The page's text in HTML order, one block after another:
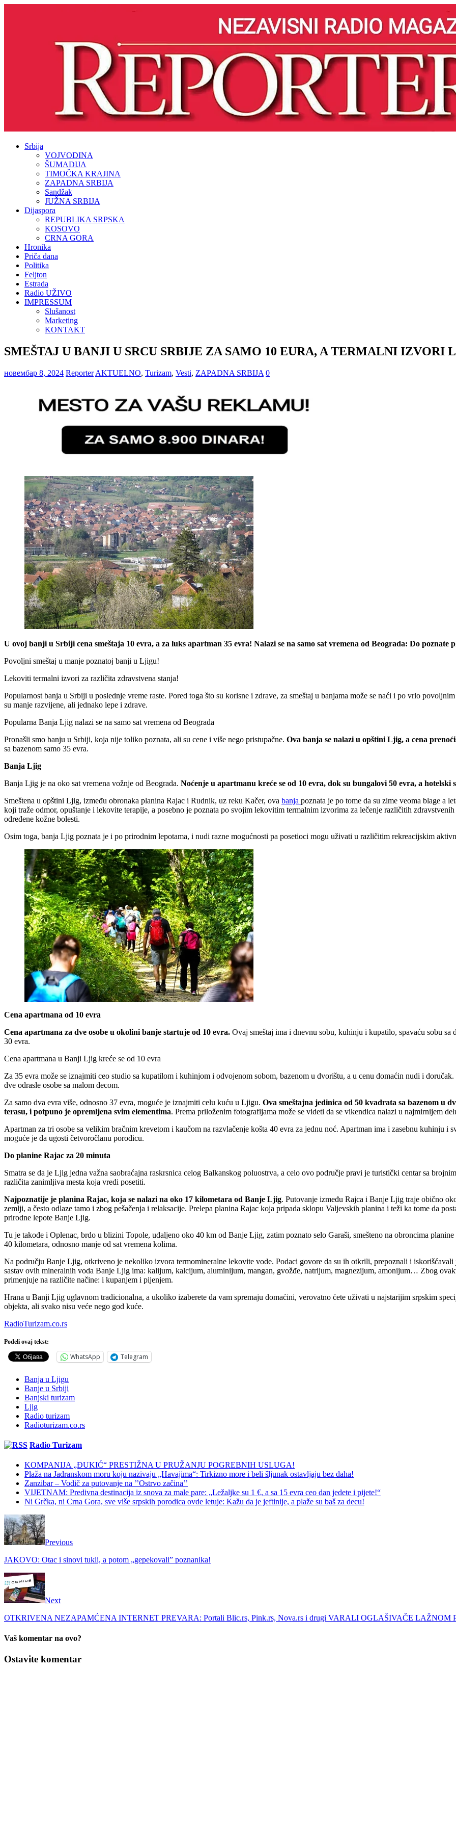
Srbija
VOJVODINA
ŠUMADIJA
TIMOČKA KRAJINA
ZAPADNA SRBIJA
Sandžak
JUŽNA SRBIJA
Dijaspora
REPUBLIKA SRPSKA
KOSOVO
CRNA GORA
Hronika
Priča dana
Politika
Feljton
Estrada
Radio UŽIVO
IMPRESSUM
Slušanost
Marketing
KONTAKT
SMEŠTAJ U BANJI U SRCU SRBIJE ZA SAMO 10 EURA, A TERMALNI IZVORI
новембар 8, 2024 Reporter AKTUELNO, Turizam, Vesti, ZAPADNA SRBIJA 0
U ovoj banji u Srbiji cena smeštaja 10 evra, a za luks apartman 35 evra! Nalazi se na samo sat vremena od Beograda: Do poznate
Povoljni smeštaj u manje poznatoj banji u Ljigu!
Lekoviti termalni izvori za različita zdravstvena stanja!
Popularnost banja u Srbiji u poslednje vreme raste. Pored toga što su korisne i zdrave, za smeštaj u banjama može se naći i po vrlo
su manje razvijene, ali jednako lepe i zdrave.
Popularna Banja Ljig nalazi se na samo sat vremena od Beograda
Pronašli smo banju u Srbiji, koja nije toliko poznata, ali su cene i više nego pristupačne. Ova banja se nalazi u opštini Ljig, a cena
sa bazenom samo 35 evra.
Banja Ljig
Banja Ljig je na oko sat vremena vožnje od Beograda. Noćenje u apartmanu kreće se od 10 evra, dok su bungalovi 50 evra, a hotelski
Smeštena u opštini Ljig, između obronaka planina Rajac i Rudnik, uz reku Kačer, ova banja poznata je po tome da su zime veoma blage a
koji traže odmor, opuštanje i lekovite terapije, a posebno je poznata po svojim lekovitim termalnim izvorima za lečenje različitih
određene kožne bolesti.
Osim toga, banja Ljig poznata je i po prirodnim lepotama, i nudi razne mogućnosti pa posetioci mogu uživati u različitim rekreacijskim
Cena apartmana od 10 evra
Cena apartmana za dve osobe u okolini banje startuje od 10 evra. Ovaj smeštaj ima i dnevnu sobu, kuhinju i kupatilo, spavaću sobu
30 evra.
Cena apartmana u Banji Ljig kreće se od 10 evra
Za 35 evra može se iznajmiti ceo studio sa kupatilom i kuhinjom i odvojenom sobom, bazenom u dvorištu, a u cenu domaćin nudi i
dve odrasle osobe sa malom decom.
Za samo dva evra više, odnosno 37 evra, moguće je iznajmiti celu kuću u Ljigu. Ova smeštajna jedinica od 50 kvadrata sa bazenom u
terasu, i potpuno je opremljena svim elementima. Prema priloženim fotografijama može se videti da se vikendica nalazi u najmirnijem
Apartman za tri osobe sa velikim bračnim krevetom i kaučom na razvlačenje košta 40 evra za jednu noć. Apartman ima i zasebnu kuhinju i
moguće je da ugosti četvoročlanu porodicu.
Do planine Rajac za 20 minuta
Smatra se da je Ljig jedna važna saobraćajna raskrsnica celog Balkanskog poluostrva, a celo ovo područje pravi je turistički centar sa
različita zanimljiva mesta koja vredi posetiti.
Najpoznatije je planina Rajac, koja se nalazi na oko 17 kilometara od Banje Ljig. Putovanje između Rajca i Banje Ljig traje obično
zemlji, a često odlaze tamo i zbog pešačenja i relaksacije. Prelepa planina Rajac koja pripada sklopu Valjevskih planina i teži ka tome da
prirodne lepote Banje Ljig.
Tu je takođe i Oplenac, brdo u blizini Topole, udaljeno oko 40 km od Banje Ljig, zatim poznato selo Garaši, smešteno na obroncima
40 kilometara, odnosno manje od sat vremena kolima.
Na području Banje Ljig, otkriveno je nekoliko izvora termomineralne lekovite vode. Podaci govore da su ih otkrili, prepoznali i
sastav ovih mineralnih voda Banje Ljig ima: kalijum, kalcijum, aluminijum, mangan, gvožđe, natrijum, magnezijum, amonijum… Zbog
primenjuje na različite načine: i kupanjem i pijenjem.
Hrana u Banji Ljig uglavnom tradicionalna, a ukoliko izaberete da vam spremaju domaćini, verovatno ćete uživati u najstarijim srpskim
objekta, ali svako nisu veće nego god kuće.
RadioTurizam.co.rs
Podeli ovaj tekst:
WhatsApp Telegram
Banja u Ljigu
Banje u Srbiji
Banjski turizam
Ljig
Radio turizam
Radioturizam.co.rs
Radio Turizam
KOMPANIJA „ĐUKIĆ“ PRESTIŽNA U PRUŽANJU POGREBNIH USLUGA!
Plaža na Jadranskom moru koju nazivaju „Havajima“: Tirkizno more i beli šljunak ostavljaju bez daha!
Zanzibar – Vodič za putovanje na ’’Ostrvo začina’’
VIJETNAM: Predivna destinacija iz snova za male pare: „Ležaljke su 1 €, a sa 15 evra ceo dan jedete i pijete!“
Ni Grčka, ni Crna Gora, sve više srpskih porodica ovde letuje: Kažu da je jeftinije, a plaže su baš za decu!
Previous
JAKOVO: Otac i sinovi tukli, a potom „gepekovali” poznanika!
Next
OTKRIVENA NEZAPAMĆENA INTERNET PREVARA: Portali Blic.rs, Pink.rs, Nova.rs i drugi VARALI OGLAŠIVAČE LAŽNOM
Vaš komentar na ovo?
Ostavite komentar